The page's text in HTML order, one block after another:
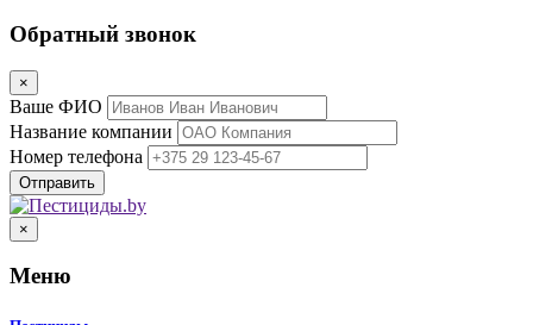
Обратный звонок
×
Ваше ФИО
Название компании
Номер телефона
×
Меню